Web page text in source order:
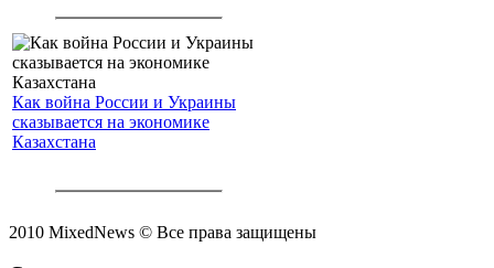
Как война России и Украины
сказывается на экономике
Казахстана
2010 MixedNews © Все права защищены